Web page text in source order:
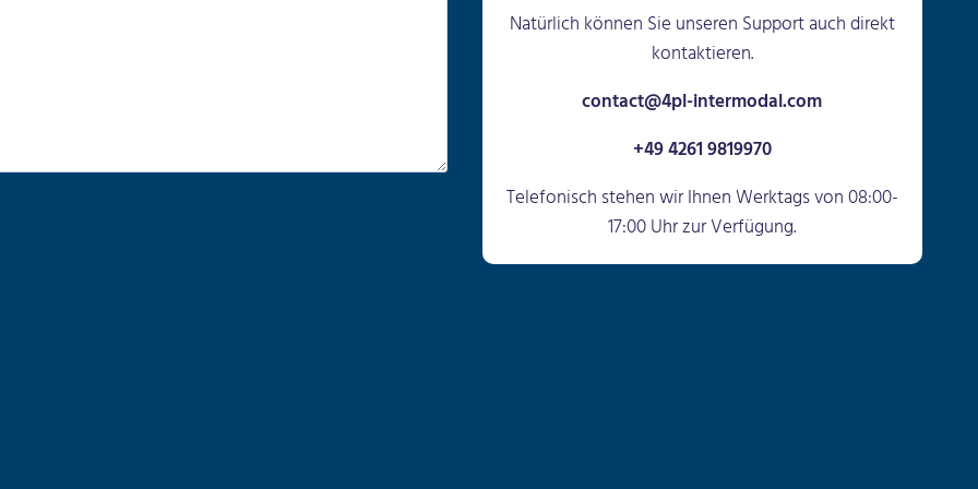
Natürlich können Sie unseren Support auch direkt
kontaktieren.
contact@4pl-intermodal.com
+49 4261 9819970
Telefonisch stehen wir Ihnen Werktags von 08:00-
17:00 Uhr zur Verfügung.